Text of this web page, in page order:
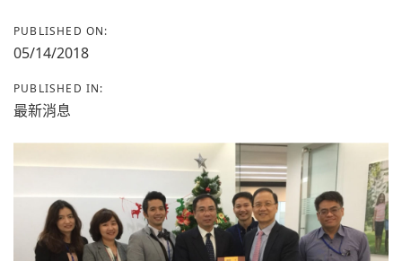
PUBLISHED ON:
05/14/2018
PUBLISHED IN:
最新消息